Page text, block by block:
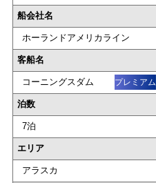
船会社名
ホーランドアメリカライン
客船名
コーニングスダム プレミアム
泊数
7泊
エリア
アラスカ